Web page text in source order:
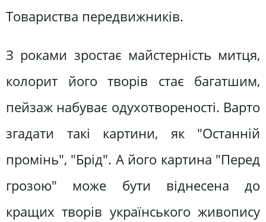
Товариства передвижників.
З роками зростає майстерність митця,
колорит його творів стає багатшим,
пейзаж набуває одухотвореності. Варто
згадати такі картини, як "Останній
промінь", "Брід". А його картина "Перед
грозою" може бути віднесена до
кращих творів українського живопису